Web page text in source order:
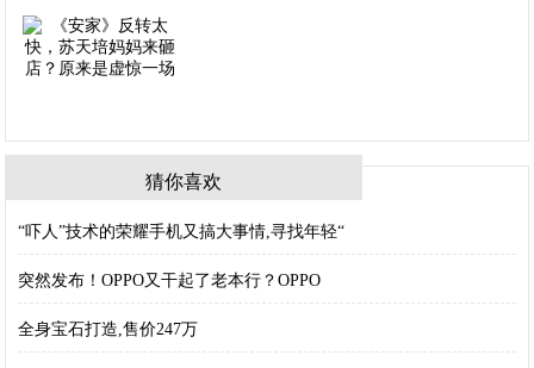
猜你喜欢
“吓人”技术的荣耀手机又搞大事情,寻找年轻“
突然发布！OPPO又干起了老本行？OPPO
全身宝石打造,售价247万